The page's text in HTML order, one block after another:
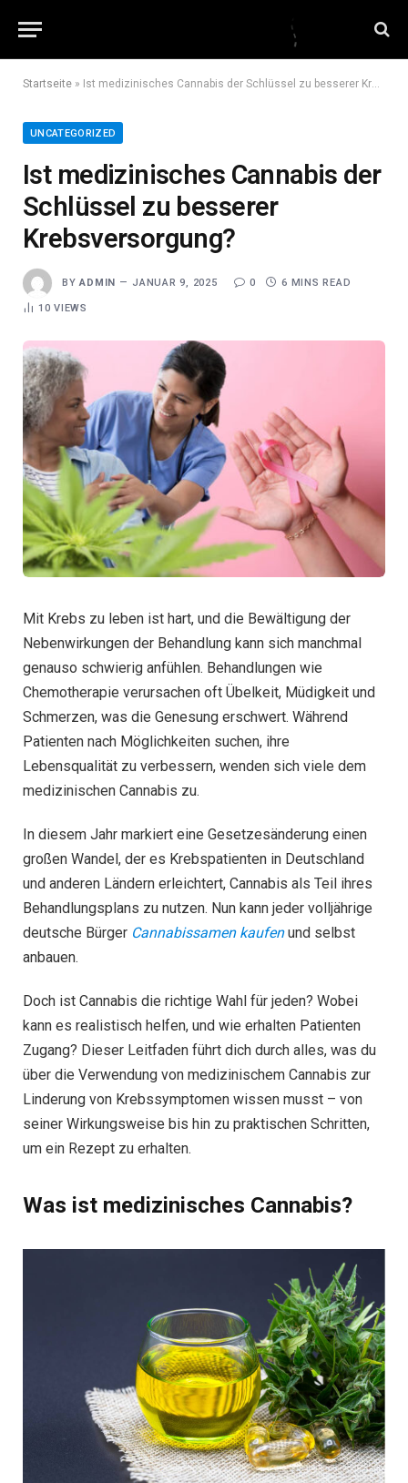
Startseite » Ist medizinisches Cannabis der Schlüssel zu besserer Krebsversorgung?
UNCATEGORIZED
Ist medizinisches Cannabis der
Schlüssel zu besserer
Krebsversorgung?
BY ADMIN JANUAR 9, 2025 0 6 MINS READ
10VIEWS
Mit Krebs zu leben ist hart, und die Bewältigung der
Nebenwirkungen der Behandlung kann sich manchmal
genauso schwierig anfühlen. Behandlungen wie
Chemotherapie verursachen oft Übelkeit, Müdigkeit und
Schmerzen, was die Genesung erschwert. Während
Patienten nach Möglichkeiten suchen, ihre
Lebensqualität zu verbessern, wenden sich viele dem
medizinischen Cannabis zu.
In diesem Jahr markiert eine Gesetzesänderung einen
großen Wandel, der es Krebspatienten in Deutschland
und anderen Ländern erleichtert, Cannabis als Teil ihres
Behandlungsplans zu nutzen. Nun kann jeder volljährige
deutsche Bürger Cannabissamen kaufenund selbst
anbauen.
Doch ist Cannabis die richtige Wahl für jeden? Wobei
kann es realistisch helfen, und wie erhalten Patienten
Zugang? Dieser Leitfaden führt dich durch alles, was du
über die Verwendung von medizinischem Cannabis zur
Linderung von Krebssymptomen wissen musst – von
seiner Wirkungsweise bis hin zu praktischen Schritten,
um ein Rezept zu erhalten.
Was ist medizinisches Cannabis?